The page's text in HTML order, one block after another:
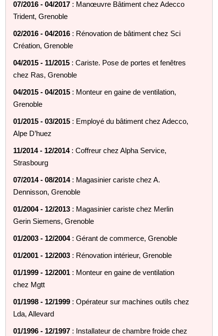
07/2016 - 04/2017 : Manœuvre Bâtiment chez Adecco
Trident, Grenoble
02/2016 - 04/2016 : Rénovation de bâtiment chez Sci
Création, Grenoble
04/2015 - 11/2015 : Cariste. Pose de portes et fenêtres
chez Ras, Grenoble
04/2015 - 04/2015 : Monteur en gaine de ventilation,
Grenoble
01/2015 - 03/2015 : Employé du bâtiment chez Adecco,
Alpe D’huez
11/2014 - 12/2014: Coffreur chez Alpha Service,
Strasbourg
07/2014 - 08/2014: Magasinier cariste chez A.
Dennisson, Grenoble
01/2004 - 12/2013 : Magasinier cariste chez Merlin
Gerin Siemens, Grenoble
01/2003 - 12/2004: Gérant de commerce, Grenoble
01/2001 - 12/2003 : Rénovation intérieur, Grenoble
01/1999 - 12/2001 : Monteur en gaine de ventilation
chez Mgtt
01/1998 - 12/1999 : Opérateur sur machines outils chez
Lda, Allevard
01/1996 - 12/1997 : Installateur de chambre froide chez